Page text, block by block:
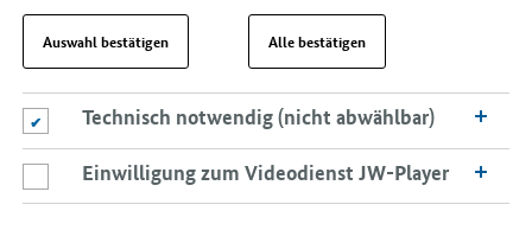
Auswahl bestätigen Alle bestätigen
Technisch notwendig (nicht abwählbar)
Technisch notwendig (nicht abwählbar)
Einwilligung zum Videodienst JW-Player
Einwilligung zum Videodienst JW-Player